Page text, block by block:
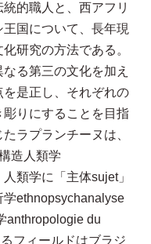
的職人と、西アフリ
国について、長年現
研究の方法である。
る第三の文化を加え
是正し、それぞれの
りにすることを目指
ラプランチーヌは、
造人類学
類学に「主体sujet」
ethnopsychanalyse
anthropologie du
フィールドはブラジ